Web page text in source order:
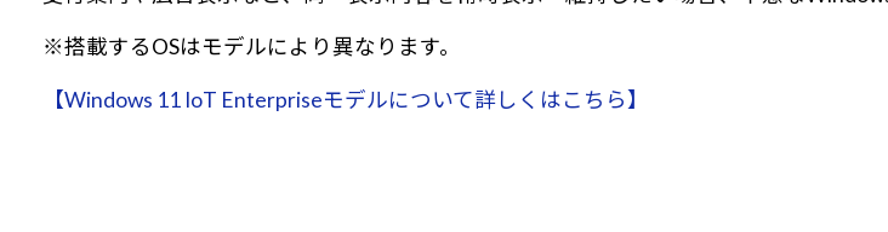
※搭載するOSはモデルにより異なります。
【Windows 11 IoT Enterpriseモデルについて詳しくはこちら】